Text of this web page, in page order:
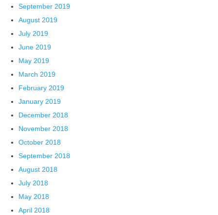
September 2019
August 2019
July 2019
June 2019
May 2019
March 2019
February 2019
January 2019
December 2018
November 2018
October 2018
September 2018
August 2018
July 2018
May 2018
April 2018